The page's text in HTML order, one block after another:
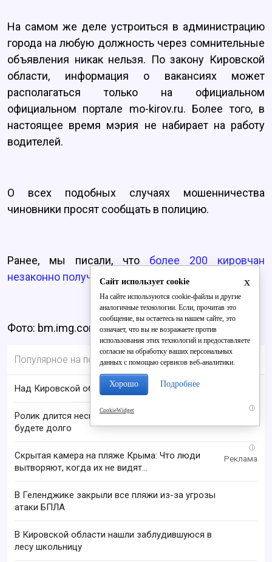
На самом же деле устроиться в администрацию
города на любую должность через сомнительные
объявления никак нельзя. По закону Кировской
области, информация о вакансиях может
располагаться только на официальном
официальном портале mo-kirov.ru. Более того, в
настоящее время мэрия не набирает на работу
водителей.
О всех подобных случаях мошенничества
чиновники просят сообщать в полицию.
Ранее, мы писали, что более 200 кировчан
незаконно получали пособие по безработице
Фото: bm.img.com.ua
Популярное на портале
Над Кировской областью сбили БПЛА
i
Ролик длится несколько секунд, а смеяться вы
будете долго
i
Скрытая камера на пляже Крыма: Что люди
вытворяют, когда их не видят...
В Геленджике закрыли все пляжи из-за угрозы
атаки БПЛА
В Кировской области нашли заблудившуюся в
лесу школьницу
x
Сайт использует cookie
На сайте используются cookie-файлы и другие
аналогичные технологии. Если, прочитав это
сообщение, вы остаетесь на нашем сайте, это
означает, что вы не возражаете против
использования этих технологий и предоставляете
согласие на обработку ваших персональных
данных с помощью сервисов веб-аналитики.
Хорошо Подробнее
CookieWidget